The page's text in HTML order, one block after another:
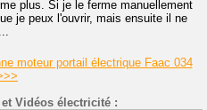
plus. Si je le ferme manuellement
je peux l'ouvrir, mais ensuite il ne
moteur portail électrique Faac 034
Vidéos électricité :